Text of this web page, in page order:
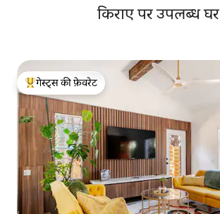
किराए पर उपलब्ध घर
गेस्ट्स का टॉप फ़ेवरेट
गेस्ट्स की फ़ेवरेट